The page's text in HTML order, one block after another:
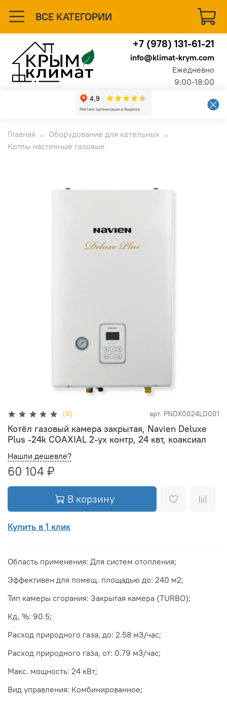
ВСЕ КАТЕГОРИИ
+7 (978) 131-61-21
info@klimat-krym.com
Ежедневно
9:00-18:00
Главная
Оборудование для котельных
Котлы настенные газовые
(0) арт. PNDX0024LD001
Котёл газовый камера закрытая, Navien Deluxe
Plus -24k COAXIAL 2-ух контр, 24 квт, коаксиал
Нашли дешевле?
60 104 ₽
В корзину
Купить в 1 клик
Область применения: Для систем отопления;
Эффективен для помещ. площадью до: 240 м2;
Тип камеры сгорания: Закрытая камера (TURBO);
Кд, %: 90.5;
Расход природного газа, до: 2.58 м3/час;
Расход природного газа, от: 0.79 м3/час;
Макс. мощность: 24 кВт;
Вид управления: Комбинированное;